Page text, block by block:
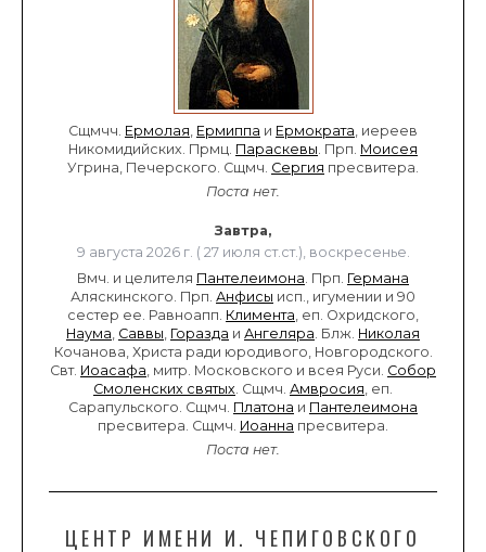
Сщмчч. Ермолая, Ермиппа и Ермократа, иереев
Никомидийских. Прмц. Параскевы. Прп. Моисея
Угрина, Печерского. Сщмч. Сергия пресвитера.
Поста нет.
Завтра,
9 августа 2026 г. ( 27 июля ст.ст.), воскресенье.
Вмч. и целителя Пантелеимона. Прп. Германа
Аляскинского. Прп. Анфисы исп., игумении и 90
сестер ее. Равноапп. Климента, еп. Охридского,
Наума, Саввы, Горазда и Ангеляра. Блж. Николая
Кочанова, Христа ради юродивого, Новгородского.
Свт. Иоасафа, митр. Московского и всея Руси. Собор
Смоленских святых. Сщмч. Амвросия, еп.
Сарапульского. Сщмч. Платона и Пантелеимона
пресвитера. Сщмч. Иоанна пресвитера.
Поста нет.
ЦЕНТР ИМЕНИ И. ЧЕПИГОВСКОГО